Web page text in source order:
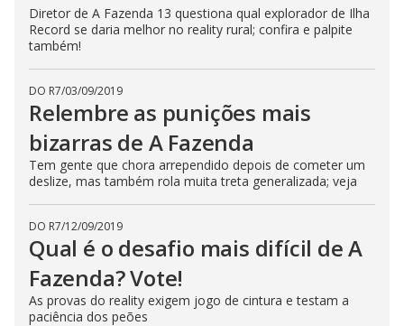
Diretor de A Fazenda 13 questiona qual explorador de Ilha
Record se daria melhor no reality rural; confira e palpite
também!
DO R7/03/09/2019
Relembre as punições mais
bizarras de A Fazenda
Tem gente que chora arrependido depois de cometer um
deslize, mas também rola muita treta generalizada; veja
DO R7/12/09/2019
Qual é o desafio mais difícil de A
Fazenda? Vote!
As provas do reality exigem jogo de cintura e testam a
paciência dos peões